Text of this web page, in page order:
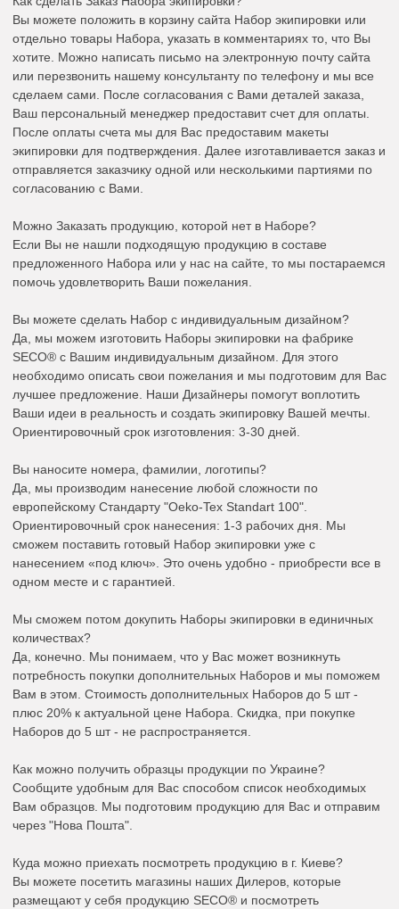
Вы можете положить в корзину сайта Набор экипировки или
отдельно товары Набора, указать в комментариях то, что Вы
хотите. Можно написать письмо на электронную почту сайта
или перезвонить нашему консультанту по телефону и мы все
сделаем сами. После согласования с Вами деталей заказа,
Ваш персональный менеджер предоставит счет для оплаты.
После оплаты счета мы для Вас предоставим макеты
экипировки для подтверждения. Далее изготавливается заказ и
отправляется заказчику одной или несколькими партиями по
согласованию с Вами.
Можно Заказать продукцию, которой нет в Наборе?
Если Вы не нашли подходящую продукцию в составе
предложенного Набора или у нас на сайте, то мы постараемся
помочь удовлетворить Ваши пожелания.
Вы можете сделать Набор с индивидуальным дизайном?
Да, мы можем изготовить Наборы экипировки на фабрике
SECO® с Вашим индивидуальным дизайном. Для этого
необходимо описать свои пожелания и мы подготовим для Вас
лучшее предложение. Наши Дизайнеры помогут воплотить
Ваши идеи в реальность и создать экипировку Вашей мечты.
Ориентировочный срок изготовления: 3-30 дней.
Вы наносите номера, фамилии, логотипы?
Да, мы производим нанесение любой сложности по
европейскому Стандарту "Oeko-Tex Standart 100".
Ориентировочный срок нанесения: 1-3 рабочих дня. Мы
сможем поставить готовый Набор экипировки уже с
нанесением «под ключ». Это очень удобно - приобрести все в
одном месте и с гарантией.
Мы сможем потом докупить Наборы экипировки в единичных
количествах?
Да, конечно. Мы понимаем, что у Вас может возникнуть
потребность покупки дополнительных Наборов и мы поможем
Вам в этом. Стоимость дополнительных Наборов до 5 шт -
плюс 20% к актуальной цене Набора. Скидка, при покупке
Наборов до 5 шт - не распространяется.
Как можно получить образцы продукции по Украине?
Сообщите удобным для Вас способом список необходимых
Вам образцов. Мы подготовим продукцию для Вас и отправим
через "Нова Пошта".
Куда можно приехать посмотреть продукцию в г. Киеве?
Вы можете посетить магазины наших Дилеров, которые
размещают у себя продукцию SECO® и посмотреть